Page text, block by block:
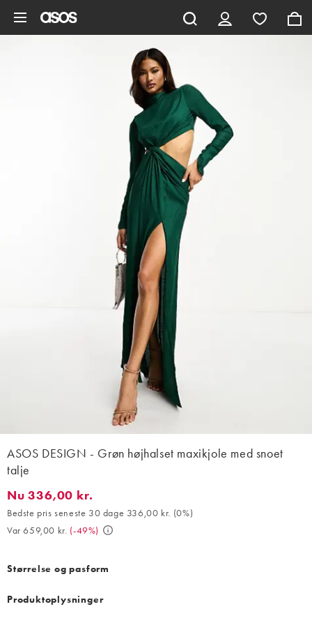
ASOS DESIGN - Grøn højhalset maxikjole med snoet
talje
Nu 336,00 kr.. Bedste pris seneste 30 dage 336,00 kr. (0%).
Nu 336,00 kr.
Bedste pris seneste 30 dage 336,00 kr. (0%)
Var 659,00 kr. (-49%)
Størrelse og pasform
Produktoplysninger